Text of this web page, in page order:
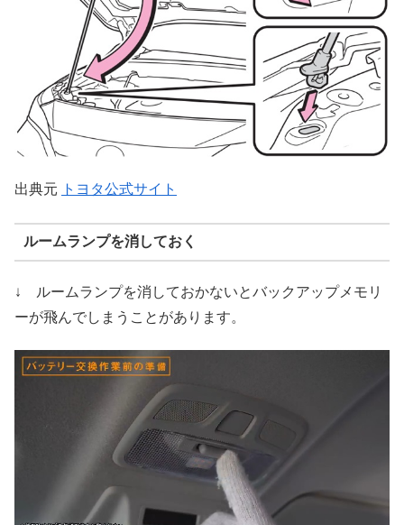
出典元 トヨタ公式サイト
ルームランプを消しておく
↓ ルームランプを消しておかないとバックアップメモリ
ーが飛んでしまうことがあります。